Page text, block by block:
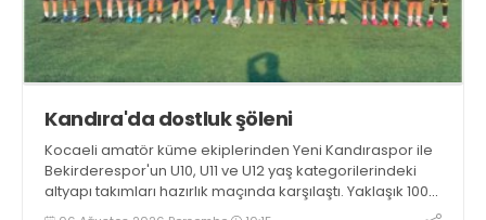
Kandıra'da dostluk şöleni
Kocaeli amatör küme ekiplerinden Yeni Kandıraspor ile
Bekirderespor'un U10, U11 ve U12 yaş kategorilerindeki
altyapı takımları hazırlık maçında karşılaştı. Yaklaşık 100
genç futbolcunun ter döktüğü maçların ardından